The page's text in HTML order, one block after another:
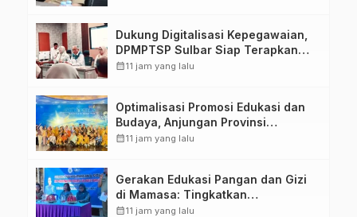
Dukung Digitalisasi Kepegawaian,
DPMPTSP Sulbar Siap Terapkan
Aplikasi FLEKSI ASN
calendar_month11 jam yang lalu
Optimalisasi Promosi Edukasi dan
Budaya, Anjungan Provinsi
Sulawesi Barat Perkuat Kolaborasi
calendar_month11 jam yang lalu
Gerakan Edukasi Pangan dan Gizi
di Mamasa: Tingkatkan
Pengetahuan dan Keterampilan
calendar_month11 jam yang lalu